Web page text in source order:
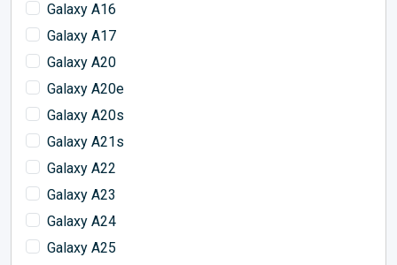
Galaxy A16
Galaxy A17
Galaxy A20
Galaxy A20e
Galaxy A20s
Galaxy A21s
Galaxy A22
Galaxy A23
Galaxy A24
Galaxy A25